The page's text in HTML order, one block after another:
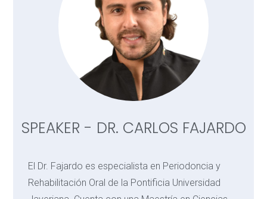
SPEAKER - DR. CARLOS FAJARDO
El Dr. Fajardo es especialista en Periodoncia y
Rehabilitación Oral de la Pontificia Universidad